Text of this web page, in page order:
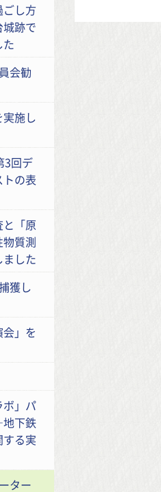
し方
跡で
会勧
施し
3回デ
の表
「原
質測
した
獲し
会」を
」パ
下鉄
る実
ター